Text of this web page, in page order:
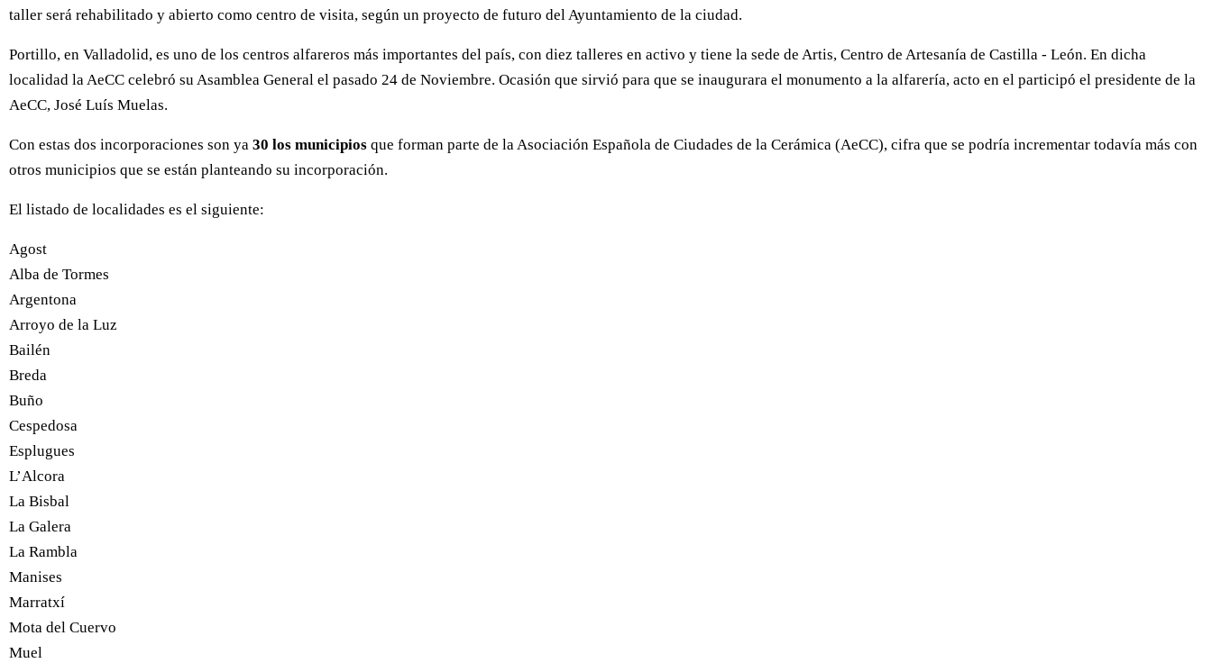
taller será rehabilitado y abierto como centro de visita, según un proyecto de futuro del Ayuntamiento de la ciudad.
Portillo, en Valladolid, es uno de los centros alfareros más importantes del país, con diez talleres en activo y tiene la sede de Artis, Centro de Artesanía de Castilla - León. En dicha
localidad la AeCC celebró su Asamblea General el pasado 24 de Noviembre. Ocasión que sirvió para que se inaugurara el monumento a la alfarería, acto en el participó el presidente de la
AeCC, José Luís Muelas.
Con estas dos incorporaciones son ya 30 los municipios que forman parte de la Asociación Española de Ciudades de la Cerámica (AeCC), cifra que se podría incrementar todavía más con
otros municipios que se están planteando su incorporación.
El listado de localidades es el siguiente:
Agost
Alba de Tormes
Argentona
Arroyo de la Luz
Bailén
Breda
Buño
Cespedosa
Esplugues
L’Alcora
La Bisbal
La Galera
La Rambla
Manises
Marratxí
Mota del Cuervo
Muel